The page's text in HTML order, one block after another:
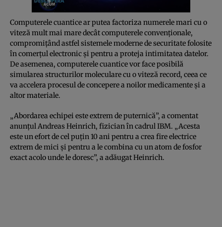
Computerele cuantice ar putea factoriza numerele mari cu o
viteză mult mai mare decât computerele convenţionale,
compromiţând astfel sistemele moderne de securitate folosite
în comerţul electronic şi pentru a proteja intimitatea datelor.
De asemenea, computerele cuantice vor face posibilă
simularea structurilor moleculare cu o viteză record, ceea ce
va accelera procesul de concepere a noilor medicamente şi a
altor materiale.
„Abordarea echipei este extrem de puternică”, a comentat
anunţul Andreas Heinrich, fizician în cadrul IBM. „Acesta
este un efort de cel puţin 10 ani pentru a crea fire electrice
extrem de mici şi pentru a le combina cu un atom de fosfor
exact acolo unde le doresc”, a adăugat Heinrich.